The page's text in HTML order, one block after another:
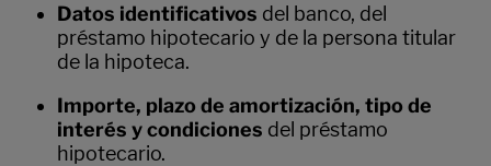
Datos identificativos del banco, del
préstamo hipotecario y de la persona titular
de la hipoteca.
Importe, plazo de amortización, tipo de
interés y condiciones del préstamo
hipotecario.